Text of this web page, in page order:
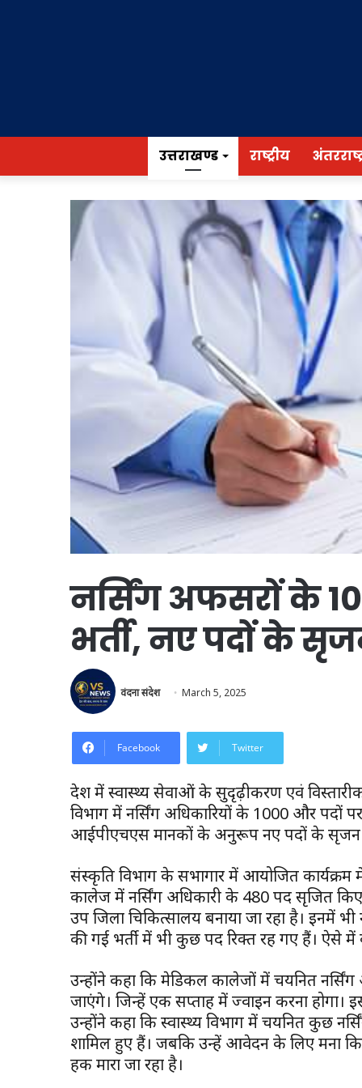
उत्तराखण्ड राष्ट्रीय
नर्सिंग अफसरों के
भर्ती, नए पदों के
वंदना संदेश March 5, 2025
Facebook Twitter
प्रदेश में स्वास्थ्य सेवाओं के सुदृढ़ीकरण एवं
विभाग में नर्सिंग अधिकारियों के 1000 और पदों
आईपीएचएस मानकों के अनुरूप नए पदों के सृजन
संस्कृति विभाग के सभागार में आयोजित कार्यक्रम में
कालेज में नर्सिंग अधिकारी के 480 पद सृजित
उप जिला चिकित्सालय बनाया जा रहा है। इनमें
की गई भर्ती में भी कुछ पद रिक्त रह गए हैं। ऐसे में
उन्होंने कहा कि मेडिकल कालेजों में चयनित नर्सिंग
जाएंगे। जिन्हें एक सप्ताह में ज्वाइन करना होगा।
उन्होंने कहा कि स्वास्थ्य विभाग में चयनित कुछ
शामिल हुए हैं। जबकि उन्हें आवेदन के लिए मना
हक मारा जा रहा है।